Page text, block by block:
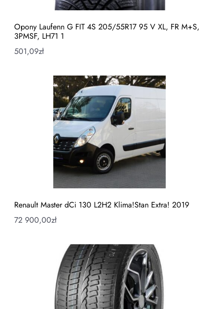
Opony Laufenn G FIT 4S 205/55R17 95 V XL, FR M+S,
3PMSF, LH71 1
501,09zł
Renault Master dCi 130 L2H2 Klima!Stan Extra! 2019
72 900,00zł